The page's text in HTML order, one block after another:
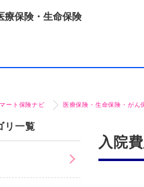
療保険・生命保険
ート保険ナビ 医療保険・生命保険・がん
リ一覧
入院